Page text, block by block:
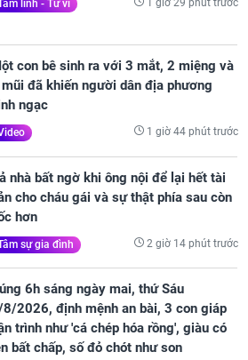
linh - Tử vi 1 giờ 29 phút trước
con bê sinh ra với 3 mắt, 2 miệng và
đã khiến người dân địa phương
ngạc
1 giờ 44 phút trước
nhà bất ngờ khi ông nội để lại hết tài
cho cháu gái và sự thật phía sau còn
hơn
sự gia đình 2 giờ 14 phút trước
6h sáng ngày mai, thứ Sáu
2026, định mệnh an bài, 3 con giáp
trình như 'cá chép hóa rồng', giàu có
bất chấp, số đỏ chót như son